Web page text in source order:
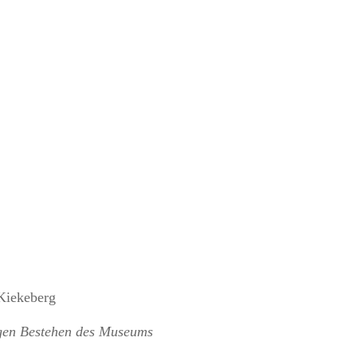
Bestehen des Museums